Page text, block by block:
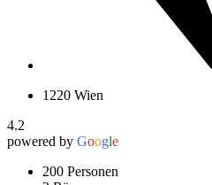
1220 Wien
4.2
powered by Google
200 Personen